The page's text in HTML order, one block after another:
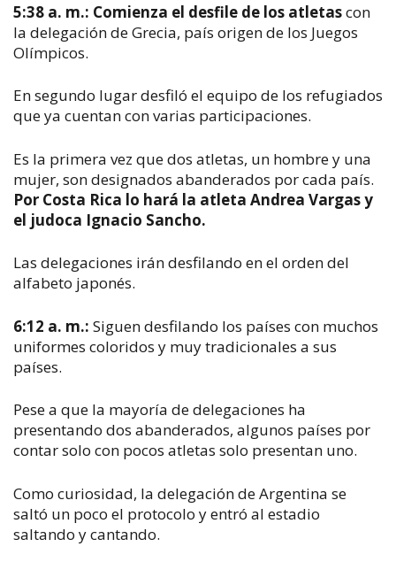
5:38 a. m.: Comienza el desfile de los atletascon
la delegación de Grecia, país origen de los Juegos
Olímpicos.
En segundo lugar desfiló el equipo de los refugiados
que ya cuentan con varias participaciones.
Es la primera vez que dos atletas, un hombre y una
mujer, son designados abanderados por cada país.
Por Costa Rica lo hará la atleta Andrea Vargas y
el judoca Ignacio Sancho.
Las delegaciones irán desfilando en el orden del
alfabeto japonés.
6:12 a. m.: Siguen desfilando los países con muchos
uniformes coloridos y muy tradicionales a sus
países.
Pese a que la mayoría de delegaciones ha
presentando dos abanderados, algunos países por
contar solo con pocos atletas solo presentan uno.
Como curiosidad, la delegación de Argentina se
saltó un poco el protocolo y entró al estadio
saltando y cantando.